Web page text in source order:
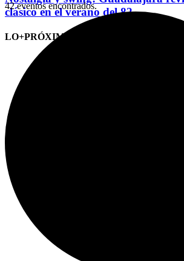
clásico en el verano del 82
LO+PRÓXIMO (CITAS)
42 eventos encontrados.